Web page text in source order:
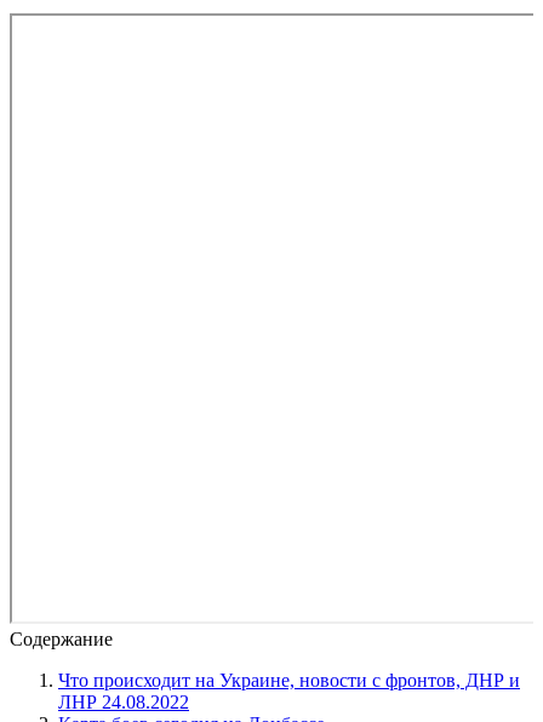
Содержание
Что происходит на Украине, новости с фронтов, ДНР и
ЛНР 24.08.2022